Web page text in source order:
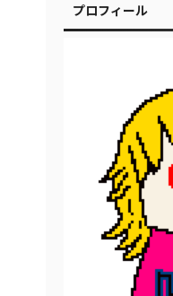
プロフィール